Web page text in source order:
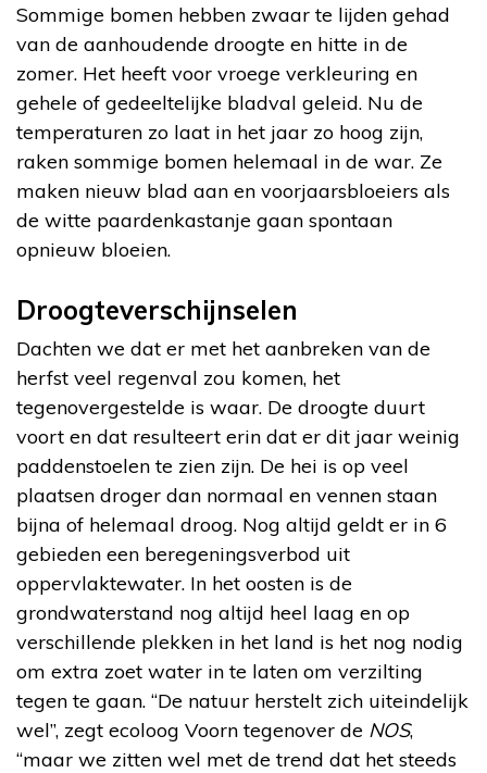
Sommige bomen hebben zwaar te lijden gehad
van de aanhoudende droogte en hitte in de
zomer. Het heeft voor vroege verkleuring en
gehele of gedeeltelijke bladval geleid. Nu de
temperaturen zo laat in het jaar zo hoog zijn,
raken sommige bomen helemaal in de war. Ze
maken nieuw blad aan en voorjaarsbloeiers als
de witte paardenkastanje gaan spontaan
opnieuw bloeien.
Droogteverschijnselen
Dachten we dat er met het aanbreken van de
herfst veel regenval zou komen, het
tegenovergestelde is waar. De droogte duurt
voort en dat resulteert erin dat er dit jaar weinig
paddenstoelen te zien zijn. De hei is op veel
plaatsen droger dan normaal en vennen staan
bijna of helemaal droog. Nog altijd geldt er in 6
gebieden een beregeningsverbod uit
oppervlaktewater. In het oosten is de
grondwaterstand nog altijd heel laag en op
verschillende plekken in het land is het nog nodig
om extra zoet water in te laten om verzilting
tegen te gaan. “De natuur herstelt zich uiteindelijk
wel”, zegt ecoloog Voorn tegenover de NOS,
“maar we zitten wel met de trend dat het steeds